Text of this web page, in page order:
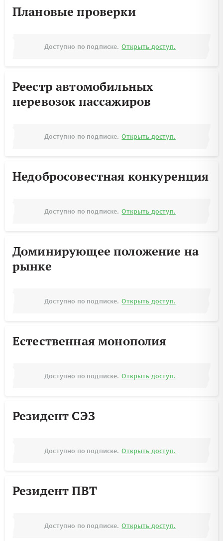
Плановые проверки
Доступно по подписке. Открыть доступ.
Реестр автомобильных
перевозок пассажиров
Доступно по подписке. Открыть доступ.
Недобросовестная конкуренция
Доступно по подписке. Открыть доступ.
Доминирующее положение на
рынке
Доступно по подписке. Открыть доступ.
Естественная монополия
Доступно по подписке. Открыть доступ.
Резидент СЭЗ
Доступно по подписке. Открыть доступ.
Резидент ПВТ
Доступно по подписке. Открыть доступ.